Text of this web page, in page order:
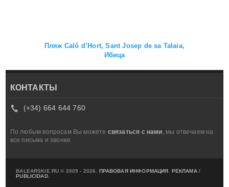
Пляж Caló d’Hort, Sant Josep de sa Talaia,
Ибица
КОНТАКТЫ
(+34) 664 644 760
По любым вопросам Вы можете связаться с нами, мы отвечаем на
все письма и звонки.
BALEARSKIE.RU © 2009 - 2026. ПРАВОВАЯ ИНФОРМАЦИЯ РЕКЛАМА/
PUBLICIDAD.